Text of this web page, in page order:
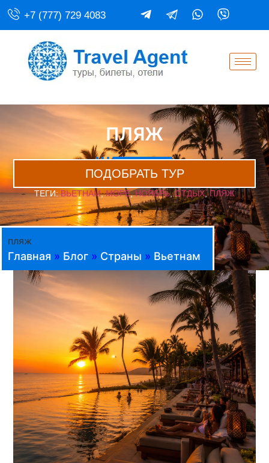
+7 (777) 729 4083
ПЛЯЖ
ПОДОБРАТЬ ТУР
ТЕГИ:ВЬЕТНАМ,МОРЕ,НОЯБРЬ,ОТДЫХ,ПЛЯЖ
пляж
Главная » Блог » Страны » Вьетнам